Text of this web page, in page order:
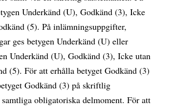
Underkänd (U), Godkänd (3), Icke
(5). På inlämningsuppgifter,
ges betygen Underkänd (U) eller
Underkänd (U), Godkänd (3), Icke utan
(5). För att erhålla betyget Godkänd (3)
Godkänd (3) på skriftlig
obligatoriska delmoment. För att